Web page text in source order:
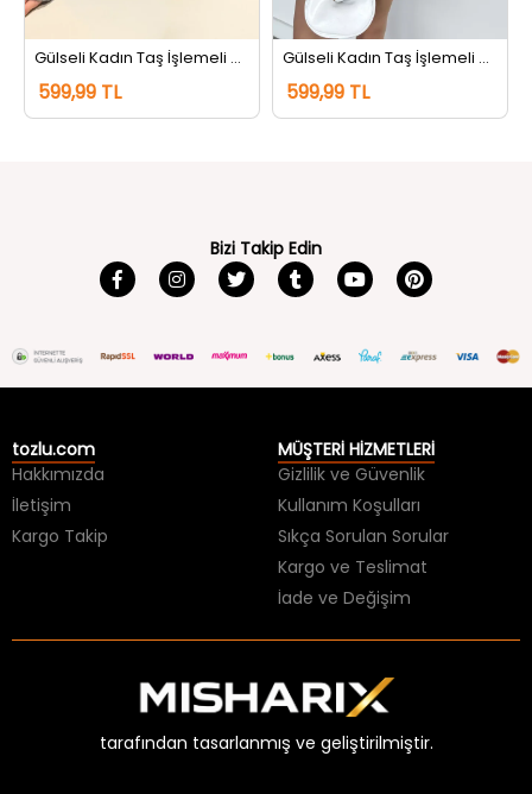
Gülseli Kadın Taş İşlemeli Kendinden Desenli Triko Kazak Gri
599,99 TL
Gülseli Kadın Taş İşlemeli Kendinden Desenli Triko Kazak Mint
599,99 TL
Bizi Takip Edin
tozlu.com
Hakkımızda
İletişim
Kargo Takip
MÜŞTERİ HİZMETLERİ
Gizlilik ve Güvenlik
Kullanım Koşulları
Sıkça Sorulan Sorular
Kargo ve Teslimat
İade ve Değişim
tarafından tasarlanmış ve geliştirilmiştir.